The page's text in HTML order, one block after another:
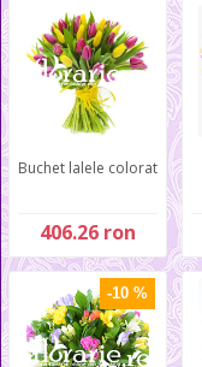
Buchet lalele colorat
406.26 ron
-10 %